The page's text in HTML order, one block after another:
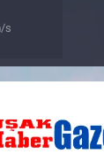
s